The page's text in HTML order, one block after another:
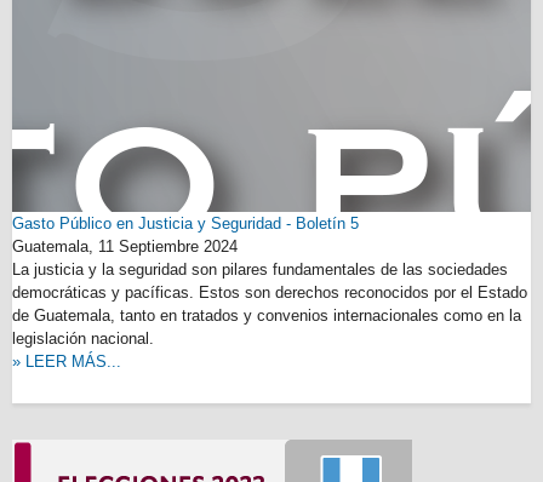
Gasto Público en Justicia y Seguridad - Boletín 5
Guatemala, 11 Septiembre 2024
La justicia y la seguridad son pilares fundamentales de las sociedades
democráticas y pacíficas. Estos son derechos reconocidos por el Estado
de Guatemala, tanto en tratados y convenios internacionales como en la
legislación nacional.
» LEER MÁS...